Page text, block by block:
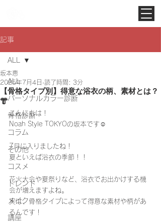
記事
ALL
パーソナルカラー診断
骨格診断
コラム
その他
コスメ
トレンド
メイク
講座
ALL
【骨格タイプ別】得意な浴衣の柄、素材とは？
👘
坂本恵
2025年7月4日 読了時間: 3分
こんにちは！
Noah Style TOKYOの坂本です☺️
7月に入りましたね！
夏といえば浴衣の季節！！
花火大会や夏祭りなど、浴衣でお出かけする機
会が増えますよね。
実は、骨格タイプによって得意な素材や柄があ
るんです！